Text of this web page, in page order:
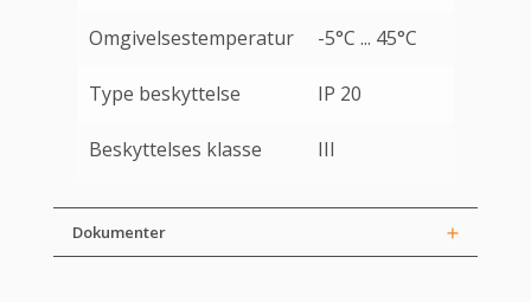
Omgivelsestemperatur -5°C ... 45°C
Type beskyttelse IP 20
Beskyttelses klasse III
Dokumenter